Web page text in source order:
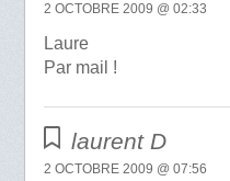
2 OCTOBRE 2009 @ 02:33
Laure
Par mail !
laurent D
2 OCTOBRE 2009 @ 07:56